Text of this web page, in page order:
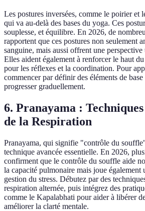
Les postures inversées, comme le poirier et
qui va au-delà des bases du yoga. Ces
souplesse, et équilibre. En 2026, de
rapportent que ces postures non seulement
sanguine, mais aussi offrent une
Elles aident également à renforcer le haut
pour les réflexes et la coordination. Pour
commencer par définir des éléments de
progresser graduellement.
6. Pranayama :
de la Respiration
Pranayama, qui signifie "contrôle du
technique avancée essentielle. En 2026,
confirment que le contrôle du souffle aide
la capacité pulmonaire mais joue également
gestion du stress. Débutez par des
respiration alternée, puis intégrez des
comme le Kapalabhati pour aider à libérer
améliorer la clarté mentale.